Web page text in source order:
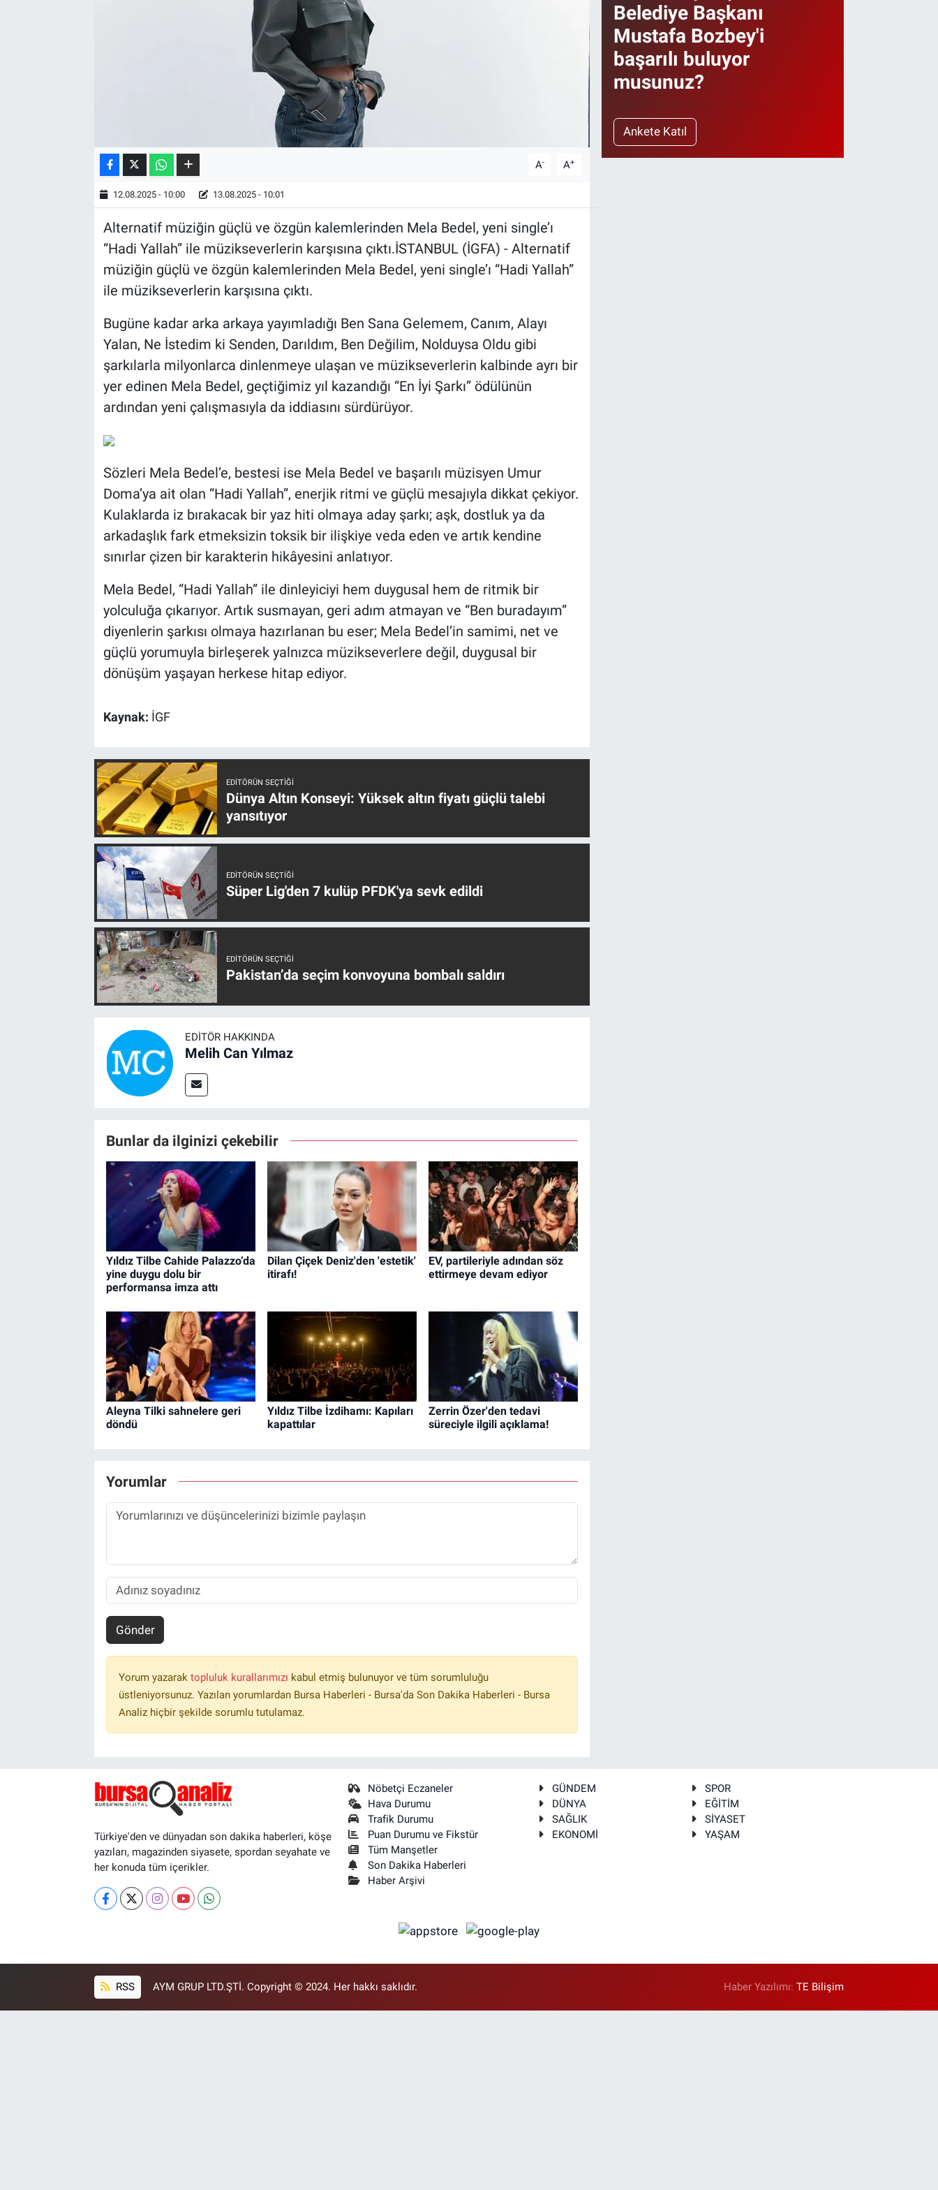
A- A+
12.08.2025 - 10:00 13.08.2025 - 10:01
Alternatif müziğin güçlü ve özgün kalemlerinden Mela Bedel, yeni single’ı
“Hadi Yallah” ile müzikseverlerin karşısına çıktı.İSTANBUL (İGFA) - Alternatif
müziğin güçlü ve özgün kalemlerinden Mela Bedel, yeni single’ı “Hadi Yallah”
ile müzikseverlerin karşısına çıktı.
Bugüne kadar arka arkaya yayımladığı Ben Sana Gelemem, Canım, Alayı
Yalan, Ne İstedim ki Senden, Darıldım, Ben Değilim, Nolduysa Oldu gibi
şarkılarla milyonlarca dinlenmeye ulaşan ve müzikseverlerin kalbinde ayrı bir
yer edinen Mela Bedel, geçtiğimiz yıl kazandığı “En İyi Şarkı” ödülünün
ardından yeni çalışmasıyla da iddiasını sürdürüyor.
Sözleri Mela Bedel’e, bestesi ise Mela Bedel ve başarılı müzisyen Umur
Doma’ya ait olan “Hadi Yallah”, enerjik ritmi ve güçlü mesajıyla dikkat çekiyor.
Kulaklarda iz bırakacak bir yaz hiti olmaya aday şarkı; aşk, dostluk ya da
arkadaşlık fark etmeksizin toksik bir ilişkiye veda eden ve artık kendine
sınırlar çizen bir karakterin hikâyesini anlatıyor.
Mela Bedel, “Hadi Yallah” ile dinleyiciyi hem duygusal hem de ritmik bir
yolculuğa çıkarıyor. Artık susmayan, geri adım atmayan ve “Ben buradayım”
diyenlerin şarkısı olmaya hazırlanan bu eser; Mela Bedel’in samimi, net ve
güçlü yorumuyla birleşerek yalnızca müzikseverlere değil, duygusal bir
dönüşüm yaşayan herkese hitap ediyor.
Kaynak: İGF
EDITÖRÜN SEÇTIĞI
Dünya Altın Konseyi: Yüksek altın fiyatı güçlü talebi
yansıtıyor
EDITÖRÜN SEÇTIĞI
Süper Lig'den 7 kulüp PFDK'ya sevk edildi
EDITÖRÜN SEÇTIĞI
Pakistan’da seçim konvoyuna bombalı saldırı
EDITÖR HAKKINDA
Melih Can Yılmaz
Bunlar da ilginizi çekebilir
Yıldız Tilbe Cahide Palazzo’da
yine duygu dolu bir
performansa imza attı
Dilan Çiçek Deniz'den 'estetik'
itirafı!
EV, partileriyle adından söz
ettirmeye devam ediyor
Aleyna Tilki sahnelere geri
döndü
Yıldız Tilbe İzdihamı: Kapıları
kapattılar
Zerrin Özer'den tedavi
süreciyle ilgili açıklama!
Yorumlar
Gönder
Yorum yazarak topluluk kurallarımızı kabul etmiş bulunuyor ve tüm sorumluluğu
üstleniyorsunuz. Yazılan yorumlardan Bursa Haberleri - Bursa'da Son Dakika Haberleri - Bursa
Analiz hiçbir şekilde sorumlu tutulamaz.
Belediye Başkanı
Mustafa Bozbey'i
başarılı buluyor
musunuz?
Ankete Katıl
Türkiye'den ve dünyadan son dakika haberleri, köşe
yazıları, magazinden siyasete, spordan seyahate ve
her konuda tüm içerikler.
Nöbetçi Eczaneler
Hava Durumu
Trafik Durumu
Puan Durumu ve Fikstür
Tüm Manşetler
Son Dakika Haberleri
Haber Arşivi
GÜNDEM
SPOR
DÜNYA
EĞİTİM
SAĞLIK
SİYASET
EKONOMİ
YAŞAM
RSS AYM GRUP LTD.ŞTİ. Copyright © 2024. Her hakkı saklıdır. Haber Yazılımı:TE Bilişim